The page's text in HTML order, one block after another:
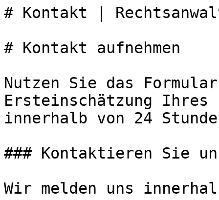
# Kontakt |
# Kontakt aufnehmen
Nutzen Sie das
Ersteinschätzung
innerhalb von 24
### Kontaktieren Sie
Wir melden uns